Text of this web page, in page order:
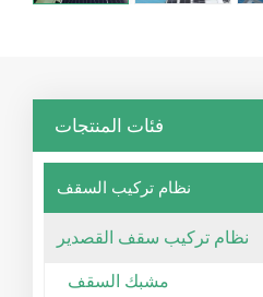
فئات المنتجات
نظام تركيب السقف
نظام تركيب سقف القصدير
مشبك السقف